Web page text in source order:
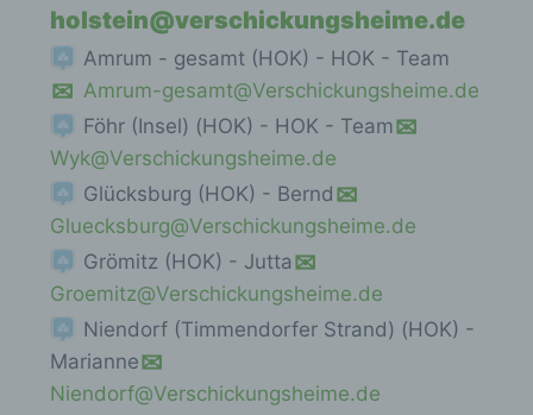
holstein@verschickungsheime.de
Amrum - gesamt (HOK) - HOK - Team
Amrum-gesamt@Verschickungsheime.de
Föhr (Insel) (HOK) - HOK - Team
Wyk@Verschickungsheime.de
Glücksburg (HOK) - Bernd
Gluecksburg@Verschickungsheime.de
Grömitz (HOK) - Jutta
Groemitz@Verschickungsheime.de
Niendorf (Timmendorfer Strand) (HOK) -
Marianne
Niendorf@Verschickungsheime.de